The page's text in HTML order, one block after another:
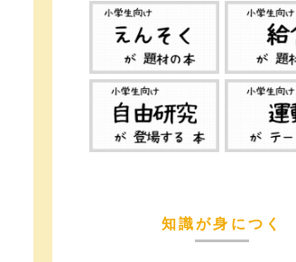
知識が身につく